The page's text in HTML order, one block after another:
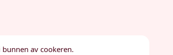
av cookeren.